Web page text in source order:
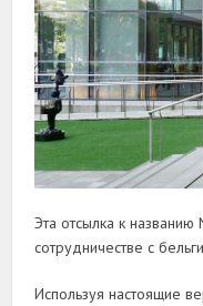
Эта отсылка к
сотрудничестве с
Используя настоящие